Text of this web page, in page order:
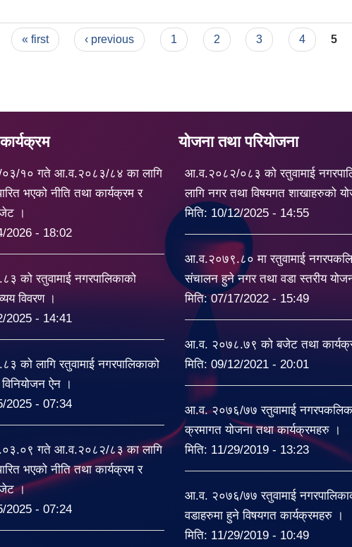
« first ‹ previous 1 2 3 4 5
०३/१० गते आ.व.२०८३/८४ का लागि
भएको नीति तथा कार्यक्रम र
।
2026 - 18:02
को रतुवामाई नगरपालिकाको
विवरण ।
2025 - 14:41
को लागि रतुवामाई नगरपालिकाको
ऐन ।
2025 - 07:34
गते आ.व.२०८२/८३ का लागि
भएको नीति तथा कार्यक्रम र
।
2025 - 07:24
योजना तथा परियोजना
आ.व.२०८२/०८३ को रतुवामाई
लागि नगर तथा विषयगत शाखाहरुको
मिति: 10/12/2025 - 14:55
आ.व.२०७९.८० मा रतुवामाई
संचालन हुने नगर तथा वडा स्तरीय
मिति:07/17/2022 - 15:49
आ.व. २०७८.७९ को बजेट तथा
मिति: 09/12/2021 - 20:01
आ.व. २०७६/७७ रतुवामाई
क्रमागत योजना तथा कार्यक्रमहरु ।
मिति: 11/29/2019 - 13:23
आ.व. २०७६/७७ रतुवामाई
वडाहरुमा हुने विषयगत कार्यक्रमहरु ।
मिति: 11/29/2019 - 10:49